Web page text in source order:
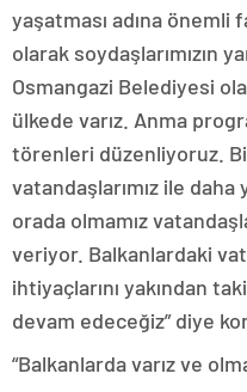
yaşatması adına önemli
olarak soydaşlarımızın
Osmangazi Belediyesi
ülkede varız. Anma
törenleri düzenliyoruz.
vatandaşlarımız ile daha
orada olmamız
veriyor. Balkanlardaki
ihtiyaçlarını yakından
devam edeceğiz” diye
“Balkanlarda varız ve